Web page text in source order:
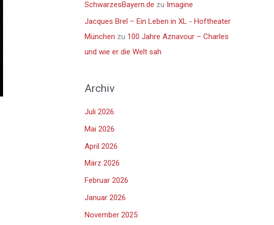
SchwarzesBayern.de zu Imagine
Jacques Brel – Ein Leben in XL - Hoftheater
München zu 100 Jahre Aznavour – Charles
und wie er die Welt sah
Archiv
Juli 2026
Mai 2026
April 2026
März 2026
Februar 2026
Januar 2026
November 2025